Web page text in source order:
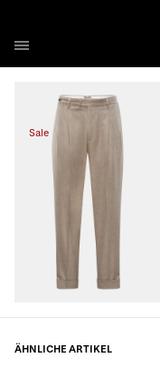
Sale
ÄHNLICHE ARTIKEL